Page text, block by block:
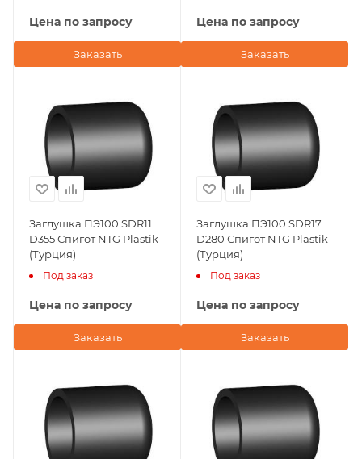
Цена по запросу
Заказать
Цена по запросу
Заказать
Заглушка ПЭ100 SDR11
D355 Спигот NTG Plastik
(Турция)
Под заказ
Цена по запросу
Заказать
Заглушка ПЭ100 SDR17
D280 Спигот NTG Plastik
(Турция)
Под заказ
Цена по запросу
Заказать